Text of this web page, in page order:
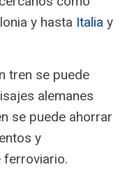
y hasta Italia y
tren se puede
alemanes
se puede ahorrar
y